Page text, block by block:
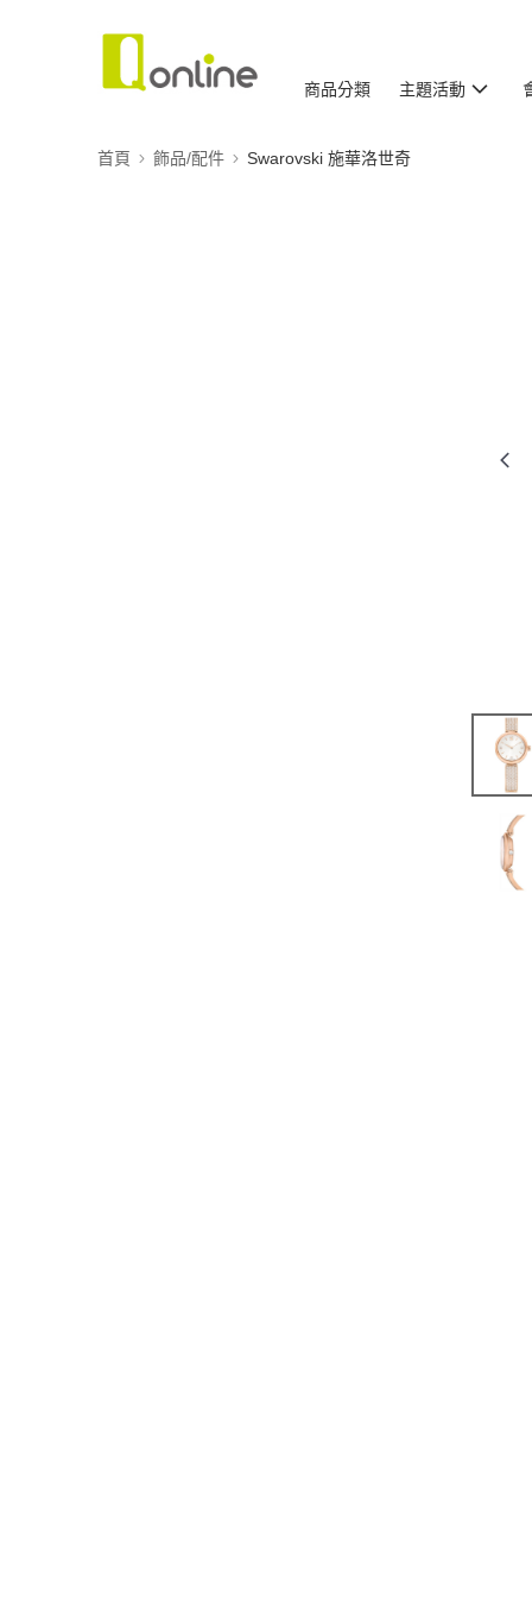
商品分類 主題活動
首頁 飾品/配件 Swarovski 施華洛世奇